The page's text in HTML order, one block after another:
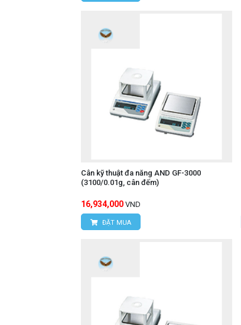
Cân kỹ thuật đa năng AND GF-3000
(3100/0.01g, cân đếm)
16,934,000 VND
ĐẶT MUA